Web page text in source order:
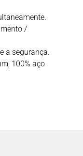
/
a segurança.
100% aço